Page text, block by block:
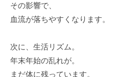
その影響で、
血流が落ちやすくなります。
次に、生活リズム。
年末年始の乱れが。
まだ体に残っています。